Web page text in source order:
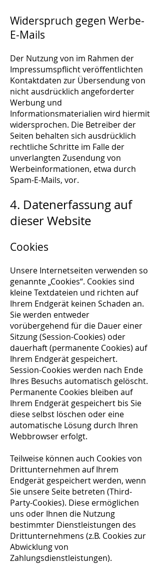
Widerspruch gegen Werbe-
E-Mails
Der Nutzung von im Rahmen der
Impressumspflicht veröffentlichten
Kontaktdaten zur Übersendung von
nicht ausdrücklich angeforderter
Werbung und
Informationsmaterialien wird hiermit
widersprochen. Die Betreiber der
Seiten behalten sich ausdrücklich
rechtliche Schritte im Falle der
unverlangten Zusendung von
Werbeinformationen, etwa durch
Spam-E-Mails, vor.
4. Datenerfassung auf
dieser Website
Cookies
Unsere Internetseiten verwenden so
genannte „Cookies“. Cookies sind
kleine Textdateien und richten auf
Ihrem Endgerät keinen Schaden an.
Sie werden entweder
vorübergehend für die Dauer einer
Sitzung (Session-Cookies) oder
dauerhaft (permanente Cookies) auf
Ihrem Endgerät gespeichert.
Session-Cookies werden nach Ende
Ihres Besuchs automatisch gelöscht.
Permanente Cookies bleiben auf
Ihrem Endgerät gespeichert bis Sie
diese selbst löschen oder eine
automatische Lösung durch Ihren
Webbrowser erfolgt.
Teilweise können auch Cookies von
Drittunternehmen auf Ihrem
Endgerät gespeichert werden, wenn
Sie unsere Seite betreten (Third-
Party-Cookies). Diese ermöglichen
uns oder Ihnen die Nutzung
bestimmter Dienstleistungen des
Drittunternehmens (z.B. Cookies zur
Abwicklung von
Zahlungsdienstleistungen).